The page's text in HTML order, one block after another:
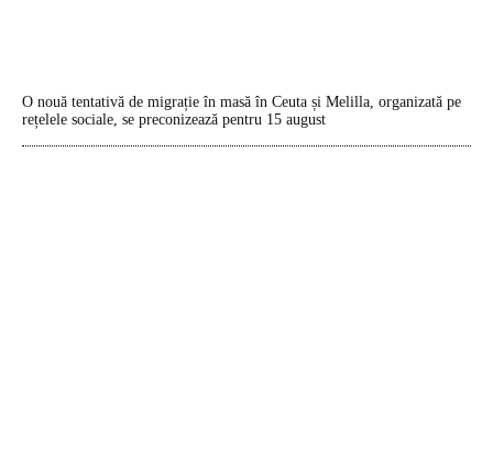
O nouă tentativă de migrație în masă în Ceuta și Melilla, organizată pe
rețelele sociale, se preconizează pentru 15 august